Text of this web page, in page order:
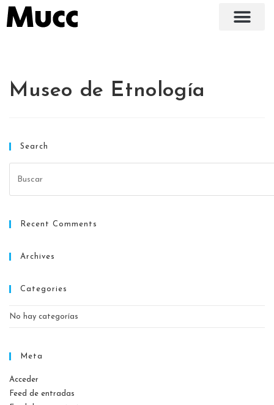
Museo de Etnología
Search
Recent Comments
Archives
Categories
No hay categorías
Meta
Acceder
Feed de entradas